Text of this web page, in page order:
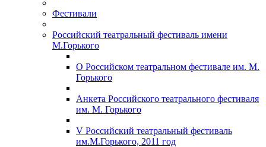
Фестивали
Российский театральный фестиваль имени
М.Горького
О Российском театральном фестивале им. М.
Горького
Анкета Российского театрального фестиваля
им. М. Горького
V Российский театральный фестиваль
им.М.Горького, 2011 год